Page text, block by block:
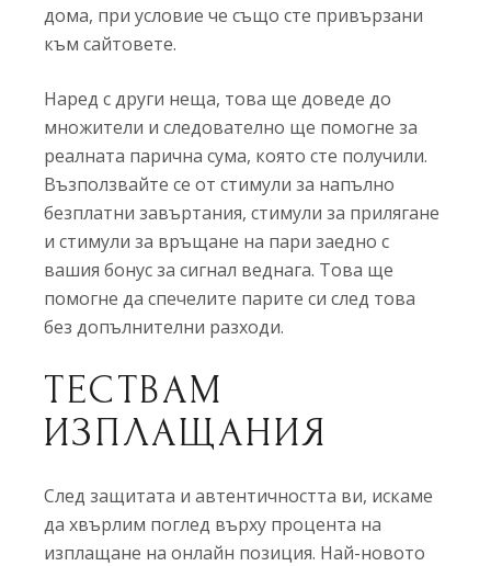
дома, при условие че също сте привързани
към сайтовете.
Наред с други неща, това ще доведе до
множители и следователно ще помогне за
реалната парична сума, която сте получили.
Възползвайте се от стимули за напълно
безплатни завъртания, стимули за прилягане
и стимули за връщане на пари заедно с
вашия бонус за сигнал веднага. Това ще
помогне да спечелите парите си след това
без допълнителни разходи.
ТЕСТВАМ
ИЗПЛАЩАНИЯ
След защитата и автентичността ви, искаме
да хвърлим поглед върху процента на
изплащане на онлайн позиция. Най-новото